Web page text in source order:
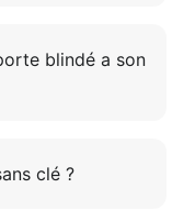
blindé a son
clé ?